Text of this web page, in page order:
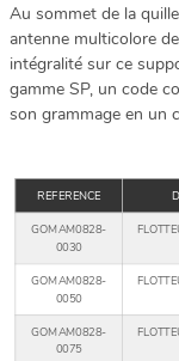
Au sommet de la
antenne multicolore
intégralité sur ce
gamme SP, un code
son grammage en un
REFERENCE
GOMAM0828-
0030
GOMAM0828-
0050
GOMAM0828-
0075